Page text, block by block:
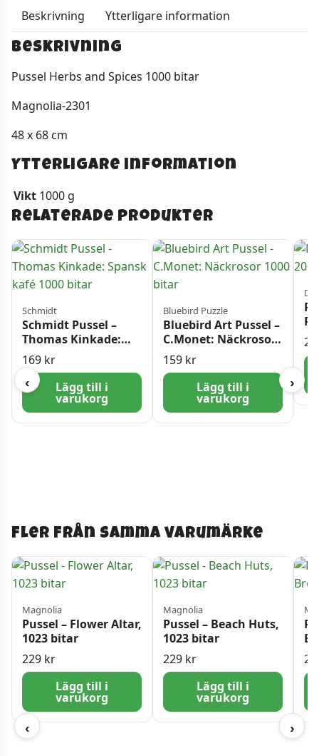
Beskrivning Ytterligare information
Beskrivning
Pussel Herbs and Spices 1000 bitar
Magnolia-2301
48 x 68 cm
Ytterligare information
Vikt 1000 g
Relaterade produkter
‹
Schmidt
Schmidt Pussel –
Thomas Kinkade:
Spansk kafé 1000
bitar
169 kr
Lägg till i
varukorg
Bluebird Puzzle
Bluebird Art Pussel –
C.Monet: Näckrosor
1000 bitar
159 kr
Lägg till i
varukorg
›
Fler från samma varumärke
‹
Magnolia
Pussel – Flower Altar,
1023 bitar
229 kr
Lägg till i
varukorg
Magnolia
Pussel – Beach Huts,
1023 bitar
229 kr
Lägg till i
varukorg
›